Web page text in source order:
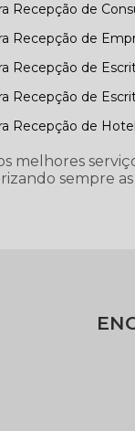
Recepção de
Recepção de
Recepção de
Recepção de
Recepção de Hotel
melhores
sempre